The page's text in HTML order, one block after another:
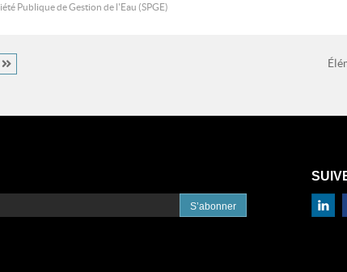
Publique de Gestion de l'Eau (SPGE)
S’abonner